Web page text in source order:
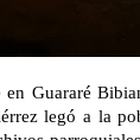
en Guararé
legó a la